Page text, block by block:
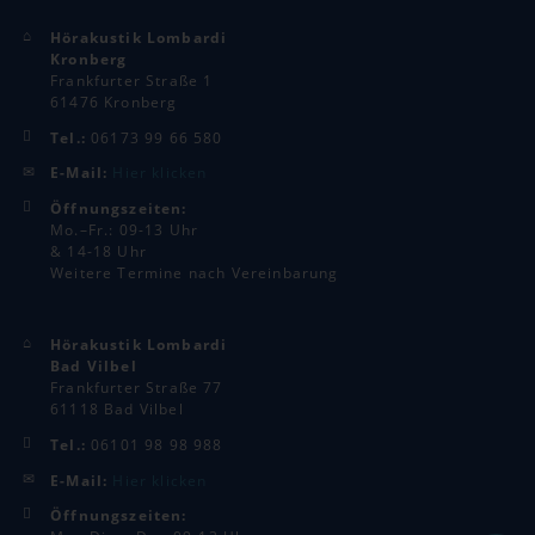
Hörakustik Lombardi
Kronberg
Frankfurter Straße 1
61476 Kronberg
Tel.: 06173 99 66 580
E-Mail:
Öffnungszeiten:
Mo.–Fr.: 09-13 Uhr
& 14-18 Uhr
Weitere Termine nach Vereinbarung
Hörakustik Lombardi
Bad Vilbel
Frankfurter Straße 77
61118 Bad Vilbel
Tel.: 06101 98 98 988
E-Mail:
Öffnungszeiten: